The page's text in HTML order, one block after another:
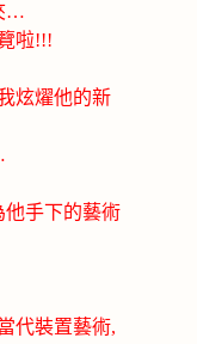
…
啦!!!
炫燿他的新
他手下的藝術
代裝置藝術,